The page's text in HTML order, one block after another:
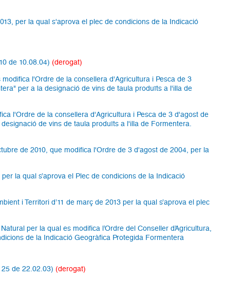
per la qual s'aprova el plec de condicions de la Indicació
de 10.08.04) (derogat)
l'Ordre de la consellera d'Agricultura i Pesca de 3
per a la designació de vins de taula produïts a l'illa de
l'Ordre de la consellera d'Agricultura i Pesca de 3 d'agost de
de vins de taula produïts a l'illa de Formentera.
de 2010, que modifica l'Ordre de 3 d'agost de 2004, per la
la qual s’aprova el Plec de condicions de la Indicació
i Territori d’11 de març de 2013 per la qual s’aprova el plec
per la qual es modifica l’Ordre del Conseller d’Agricultura,
de la Indicació Geogràfica Protegida Formentera
de 22.02.03) (derogat)